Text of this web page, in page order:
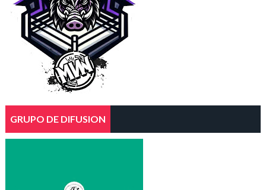
GRUPO DE DIFUSION